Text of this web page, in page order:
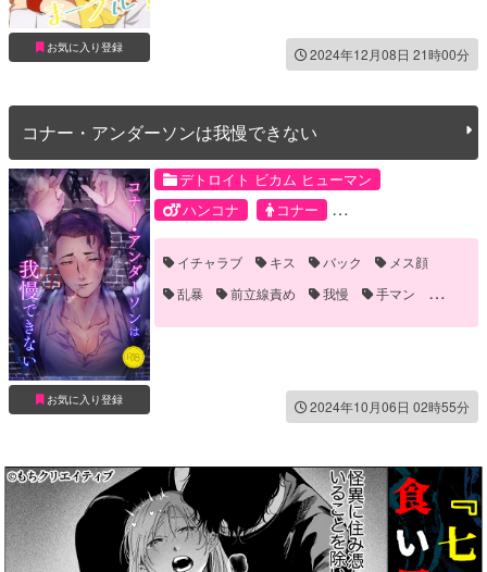
お気に入り登録 2024年12月08日 21時00分
コナー・アンダーソンは我慢できない
お気に入り登録
デトロイト ビカム ヒューマン
ハンコナ
コナー
ハンク・アンダーソン
イチャラブ キス バック
メス顔
乱暴
前立線責め 我慢
手マン
誘い受け
野外 青姦
2024年10月06日 02時55分